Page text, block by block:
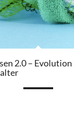
2.0 – Evolution